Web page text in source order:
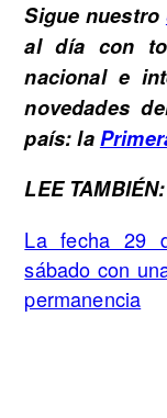
Sigue nuestro
al día con
nacional e
novedades
país: la
LEE TAMBIÉN:
La fecha 29
sábado con
permanencia